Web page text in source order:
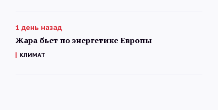
1 день назад
Жара бьет по энергетике Европы
КЛИМАТ